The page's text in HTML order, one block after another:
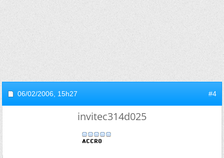
06/02/2006, 15h27 #4
invitec314d025